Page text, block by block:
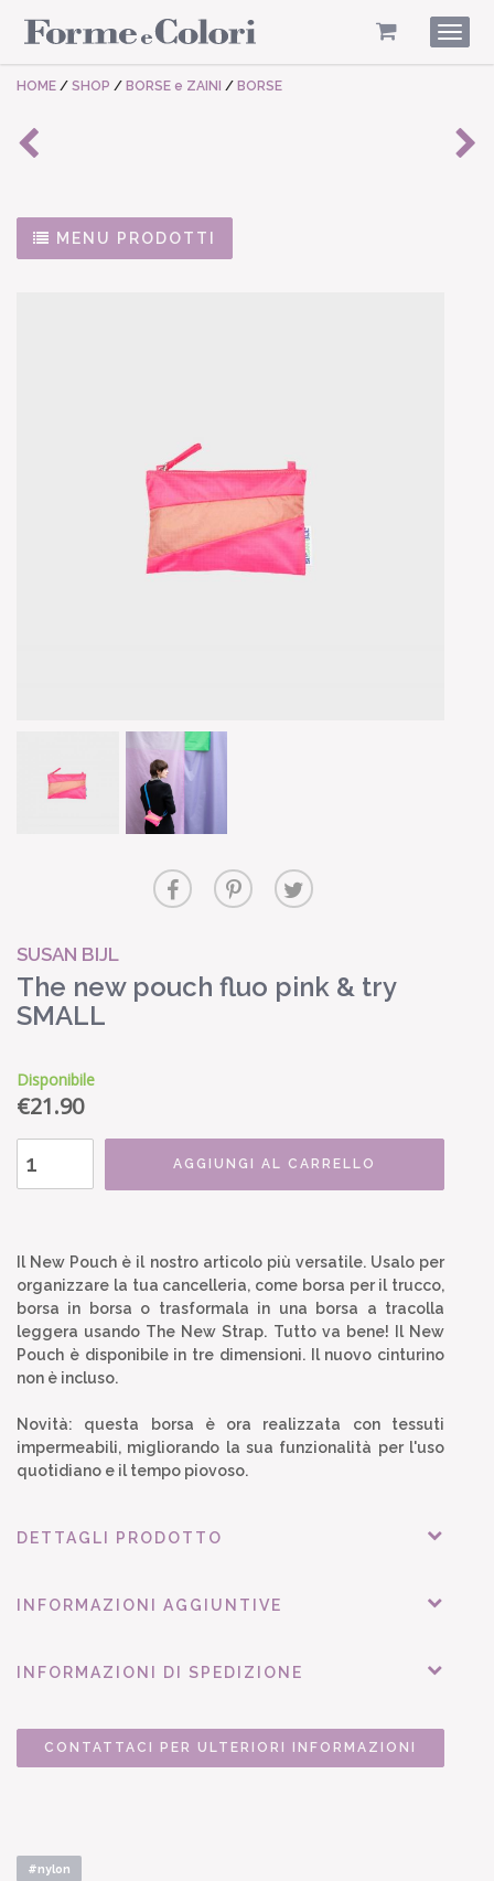
HOME / SHOP / BORSE e ZAINI / BORSE
MENU PRODOTTI
SUSAN BIJL
The new pouch fluo pink & try
SMALL
Disponibile
€21.90
AGGIUNGI AL CARRELLO
Il New Pouch è il nostro articolo più versatile. Usalo per
organizzare la tua cancelleria, come borsa per il trucco,
borsa in borsa o trasformala in una borsa a tracolla
leggera usando The New Strap. Tutto va bene! Il New
Pouch è disponibile in tre dimensioni. Il nuovo cinturino
non è incluso.
Novità: questa borsa è ora realizzata con tessuti
impermeabili, migliorando la sua funzionalità per l'uso
quotidiano e il tempo piovoso.
DETTAGLI PRODOTTO
INFORMAZIONI AGGIUNTIVE
INFORMAZIONI DI SPEDIZIONE
CONTATTACI PER ULTERIORI INFORMAZIONI
#nylon